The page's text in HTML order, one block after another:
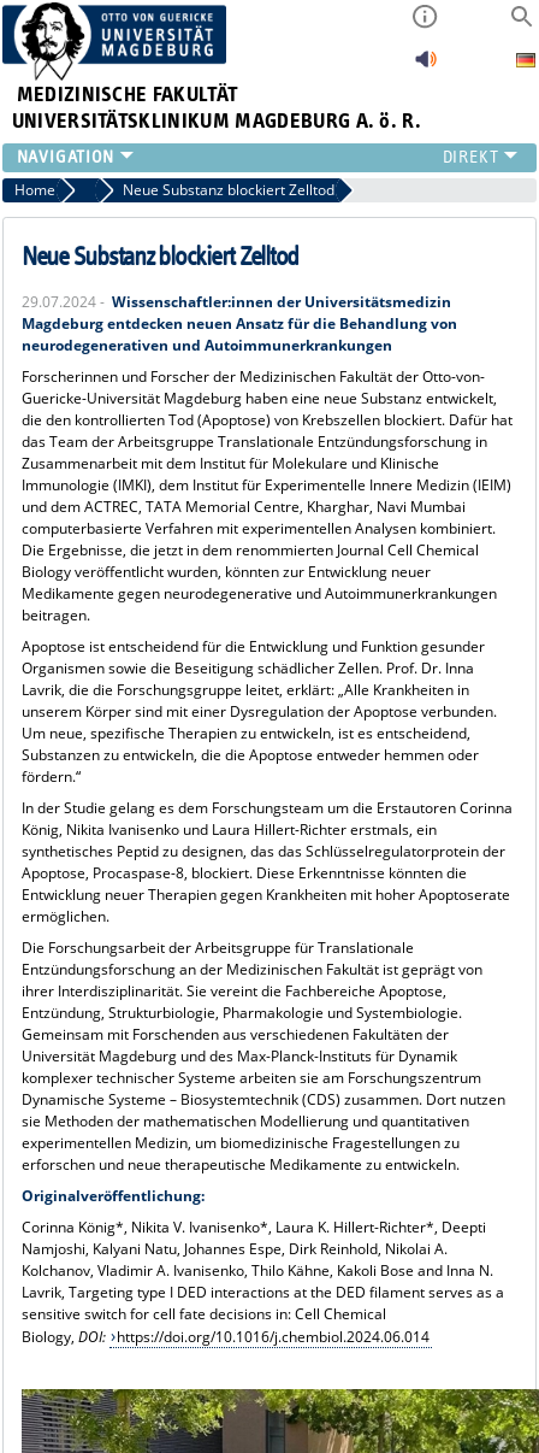
MEDIZINISCHE FAKULTÄT
UNIVERSITÄTSKLINIKUM MAGDEBURG A. ö. R.
INSTITUTE
KLINIKEN
ZENTRALE EINRICHTUNGEN
PRESSE
ÜBER UNS
INTERNATIONAL
INTRANET
Home Archiv 2024
Neue Substanz blockiert Zelltod
Neue Substanz blockiert Zelltod
29.07.2024 - Wissenschaftler:innen der Universitätsmedizin
Magdeburg entdecken neuen Ansatz für die Behandlung von
neurodegenerativen und Autoimmunerkrankungen
Forscherinnen und Forscher der Medizinischen Fakultät der Otto-von-
Guericke-Universität Magdeburg haben eine neue Substanz entwickelt,
die den kontrollierten Tod (Apoptose) von Krebszellen blockiert. Dafür hat
das Team der Arbeitsgruppe Translationale Entzündungsforschung in
Zusammenarbeit mit dem Institut für Molekulare und Klinische
Immunologie (IMKI), dem Institut für Experimentelle Innere Medizin (IEIM)
und dem ACTREC, TATA Memorial Centre, Kharghar, Navi Mumbai
computerbasierte Verfahren mit experimentellen Analysen kombiniert.
Die Ergebnisse, die jetzt in dem renommierten Journal Cell Chemical
Biology veröffentlicht wurden, könnten zur Entwicklung neuer
Medikamente gegen neurodegenerative und Autoimmunerkrankungen
beitragen.
Apoptose ist entscheidend für die Entwicklung und Funktion gesunder
Organismen sowie die Beseitigung schädlicher Zellen. Prof. Dr. Inna
Lavrik, die die Forschungsgruppe leitet, erklärt: „Alle Krankheiten in
unserem Körper sind mit einer Dysregulation der Apoptose verbunden.
Um neue, spezifische Therapien zu entwickeln, ist es entscheidend,
Substanzen zu entwickeln, die die Apoptose entweder hemmen oder
fördern.“
In der Studie gelang es dem Forschungsteam um die Erstautoren Corinna
König, Nikita Ivanisenko und Laura Hillert-Richter erstmals, ein
synthetisches Peptid zu designen, das das Schlüsselregulatorprotein der
Apoptose, Procaspase-8, blockiert. Diese Erkenntnisse könnten die
Entwicklung neuer Therapien gegen Krankheiten mit hoher Apoptoserate
ermöglichen.
Die Forschungsarbeit der Arbeitsgruppe für Translationale
Entzündungsforschung an der Medizinischen Fakultät ist geprägt von
ihrer Interdisziplinarität. Sie vereint die Fachbereiche Apoptose,
Entzündung, Strukturbiologie, Pharmakologie und Systembiologie.
Gemeinsam mit Forschenden aus verschiedenen Fakultäten der
Universität Magdeburg und des Max-Planck-Instituts für Dynamik
komplexer technischer Systeme arbeiten sie am Forschungszentrum
Dynamische Systeme – Biosystemtechnik (CDS) zusammen. Dort nutzen
sie Methoden der mathematischen Modellierung und quantitativen
experimentellen Medizin, um biomedizinische Fragestellungen zu
erforschen und neue therapeutische Medikamente zu entwickeln.
Originalveröffentlichung:
Corinna König*, Nikita V. Ivanisenko*, Laura K. Hillert-Richter*, Deepti
Namjoshi, Kalyani Natu, Johannes Espe, Dirk Reinhold, Nikolai A.
Kolchanov, Vladimir A. Ivanisenko, Thilo Kähne, Kakoli Bose and Inna N.
Lavrik, Targeting type I DED interactions at the DED filament serves as a
sensitive switch for cell fate decisions in: Cell Chemical
Biology, DOI: https://doi.org/10.1016/j.chembiol.2024.06.014